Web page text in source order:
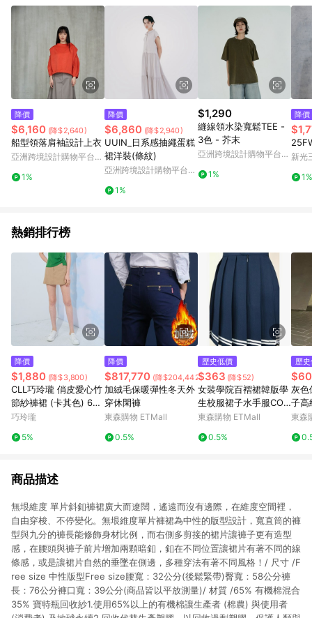
貨後 45 天後發送。 8. 群眾募資商品，禮物卡，開館保證金，補
運費，攤位費等不具贈點資格。 9. LINE 購物站上之商品規格、
顏色、價位、贈品如與 Pinkoi 商品資訊頁及購物車不符，以
Pinkoi 購物商品資訊頁及購物車標示為準。 10. 點數紅包使用規
則請以點數紅包活動說明為準。 11. 若於 LINE 購物前往 Pinkoi
頁面後才首次下載 Pinkoi APP 並完成訂單，不符合導購資格；承
上，首次下載 Pinkoi APP 後，需透過 LINE 購物前往 Pinkoi 頁
降價
$6,160 (降$2,640)
船型領落肩袖設計上衣
亞洲跨境設計購物平台
1%
降價
$6,860 (降$2,940)
UUIN_日系感抽繩蛋糕
裙洋裝(條紋)
亞洲跨境設計購物平台
1%
$1,290
縫線領水染寬鬆TEE -
3色 - 芥末
亞洲跨境設計購物平台
1%
降價
新光
1%
熱銷排行榜
降價
$1,880 (降$3,800)
CLL巧玲瓏 俏皮愛心竹
節紗褲裙 (卡其色) 601
0112
巧玲瓏
5%
降價
$817,770 (降$204,442)
加絨毛保暖彈性冬天外
穿休閑褲
東森購物 ETMall
0.5%
歷史低價
$363 (降$52)
女裝學院百褶裙韓版學
生校服裙子水手服COS
半身裙子 條紋短裙深藍
東森購物 ETMall
0.5%
歷
灰色
子高
身顯
東森
商品描述
無垠維度 單片斜釦褲裙廣大而遼闊，遙遠而沒有邊際，在維度空間裡，
自由穿梭、不停變化。無垠維度單片褲裙為中性的版型設計，寬直筒的褲
型與九分的褲長能修飾身材比例，而右側多剪接的裙片讓褲子更有造型
感，在腰頭與褲子前片增加兩顆暗釦，釦在不同位置讓裙片有著不同的線
條感，或是讓裙片自然的垂墜在側邊，多種穿法有著不同風格！/ 尺寸 /F
ree size 中性版型Free size腰寬：32公分(後鬆緊帶)臀寬：58公分褲
長：76公分褲口寬：39公分(商品皆以平放測量)/ 材質 /65% 有機棉混合
35% 寶特瓶回收紗1.使用65%以上的有機棉讓生產者 (棉農) 與使用者